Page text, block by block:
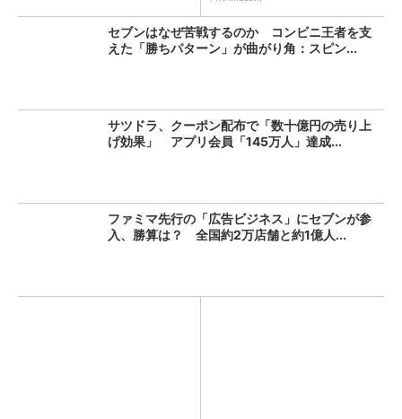
セブンはなぜ苦戦するのか コンビニ王者を支
えた「勝ちパターン」が曲がり角：スピン...
サツドラ、クーポン配布で「数十億円の売り上
げ効果」 アプリ会員「145万人」達成...
ファミマ先行の「広告ビジネス」にセブンが参
入、勝算は？ 全国約2万店舗と約1億人...